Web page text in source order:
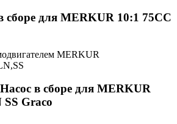
сборе для MERKUR 10:1 75CC
MERKUR
в сборе для MERKUR
Graco